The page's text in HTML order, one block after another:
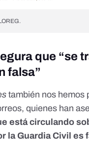
que “se
falsa”
también nos hemos
quienes han
está circulando
la Guardia Civil es